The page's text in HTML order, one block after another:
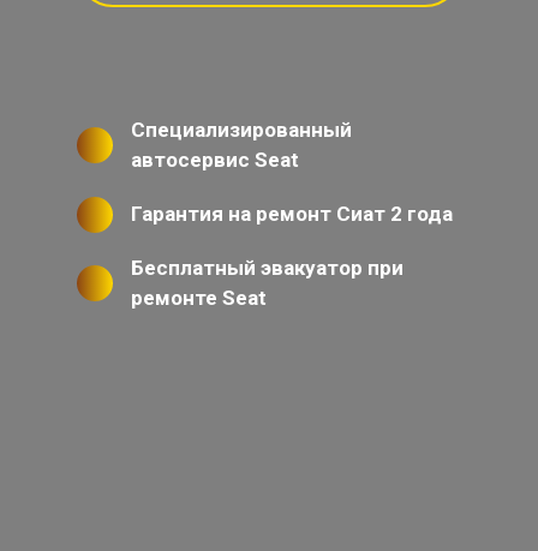
Специализированный
автосервис Seat
Гарантия на ремонт Сиат 2 года
Бесплатный эвакуатор при
ремонте Seat